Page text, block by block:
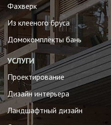
Фахверк
Из клееного бруса
Домокомплекты бань
УСЛУГИ
Проектирование
Дизайн интерьера
Ландшафтный дизайн